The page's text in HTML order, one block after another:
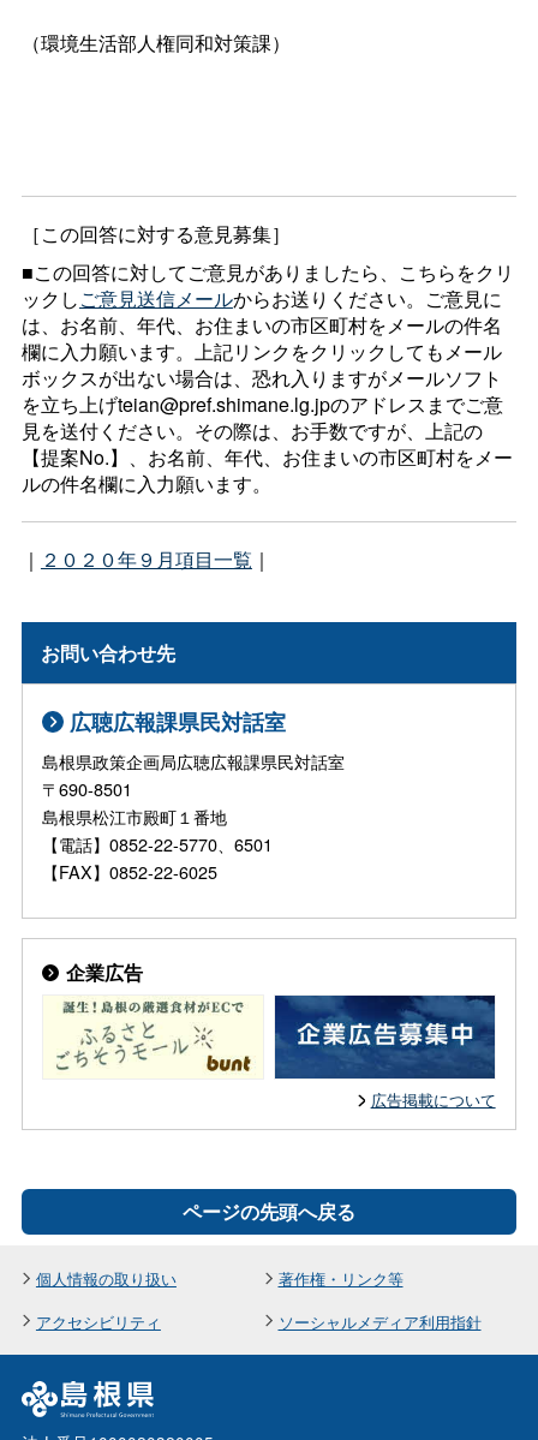
（環境生活部人権同和対策課）
［この回答に対する意見募集］
■この回答に対してご意見がありましたら、こちらをクリ
ックしご意見送信メールからお送りください。ご意見に
は、お名前、年代、お住まいの市区町村をメールの件名
欄に入力願います。上記リンクをクリックしてもメール
ボックスが出ない場合は、恐れ入りますがメールソフト
を立ち上げteian@pref.shimane.lg.jpのアドレスまでご意
見を送付ください。その際は、お手数ですが、上記の
【提案No.】、お名前、年代、お住まいの市区町村をメー
ルの件名欄に入力願います。
｜ ２０２０年９月項目一覧 ｜
お問い合わせ先
広聴広報課県民対話室
島根県政策企画局広聴広報課県民対話室
〒690-8501
島根県松江市殿町１番地
【電話】0852-22-5770、6501
【FAX】0852-22-6025
企業広告
広告掲載について
ページの先頭へ戻る
個人情報の取り扱い
著作権・リンク等
アクセシビリティ
ソーシャルメディア利用指針